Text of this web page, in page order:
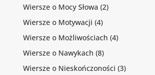
Wiersze o Mocy Słowa (2)
Wiersze o Motywacji (4)
Wiersze o Możliwościach (4)
Wiersze o Nawykach (8)
Wiersze o Nieskończoności (3)